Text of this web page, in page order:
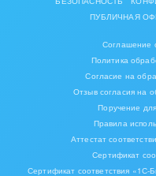
Рынки и торговля
Связь и
Финансы,
Химия и нефтехимия
Электроэнергетика
ПУБЛИЧНАЯ
Соглашение
Политика
Согласие на
Отзыв согласия на
Поручение
Правила
Аттестат
Сертификат
Сертификат соответствия «1С-